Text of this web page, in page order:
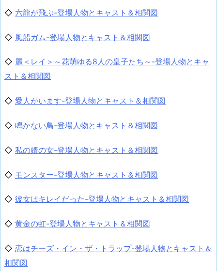
◇ 六龍が飛ぶ-登場人物とキャスト＆相関図
◇ 風船ガム-登場人物とキャスト＆相関図
◇ 麗＜レイ＞～花萌ゆる8人の皇子たち～-登場人物とキャ
スト＆相関図
◇ 愛人がいます-登場人物とキャスト＆相関図
◇ 鳴かない鳥-登場人物とキャスト＆相関図
◇ 私の婿の女-登場人物とキャスト＆相関図
◇ モンスター-登場人物とキャスト＆相関図
◇ 彼女はキレイだった-登場人物とキャスト＆相関図
◇ 黄金の虹-登場人物とキャスト＆相関図
◇ 恋はチーズ・イン・ザ・トラップ-登場人物とキャスト＆
相関図